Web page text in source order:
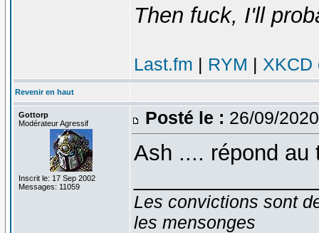
Then fuck, I'll
Last.fm | RYM | XKCD
Revenir en haut
Gottorp
Modérateur Agressif
Inscrit le: 17 Sep 2002
Messages: 11059
Posté le : 26/09/
Ash .... répond
Les convictions sont
les mensonges